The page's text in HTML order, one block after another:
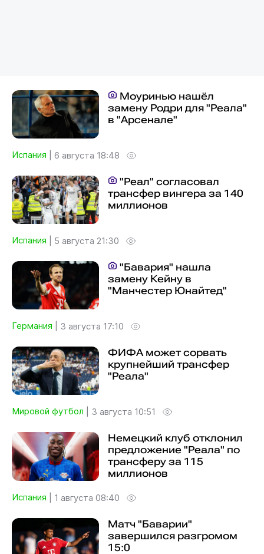
замену Родри для "Реала"
в "Арсенале"
Испания 6 августа 18:48
трансфер вингера за 140
миллионов
Испания 5 августа 21:30
замену Кейну в
"Манчестер Юнайтед"
Германия 3 августа 17:10
ФИФА может сорвать
крупнейший трансфер
"Реала"
Мировой футбол 3 августа 10:51
Немецкий клуб отклонил
предложение "Реала" по
трансферу за 115
миллионов
Испания 1 августа 08:40
Матч "Баварии"
завершился разгромом
15:0